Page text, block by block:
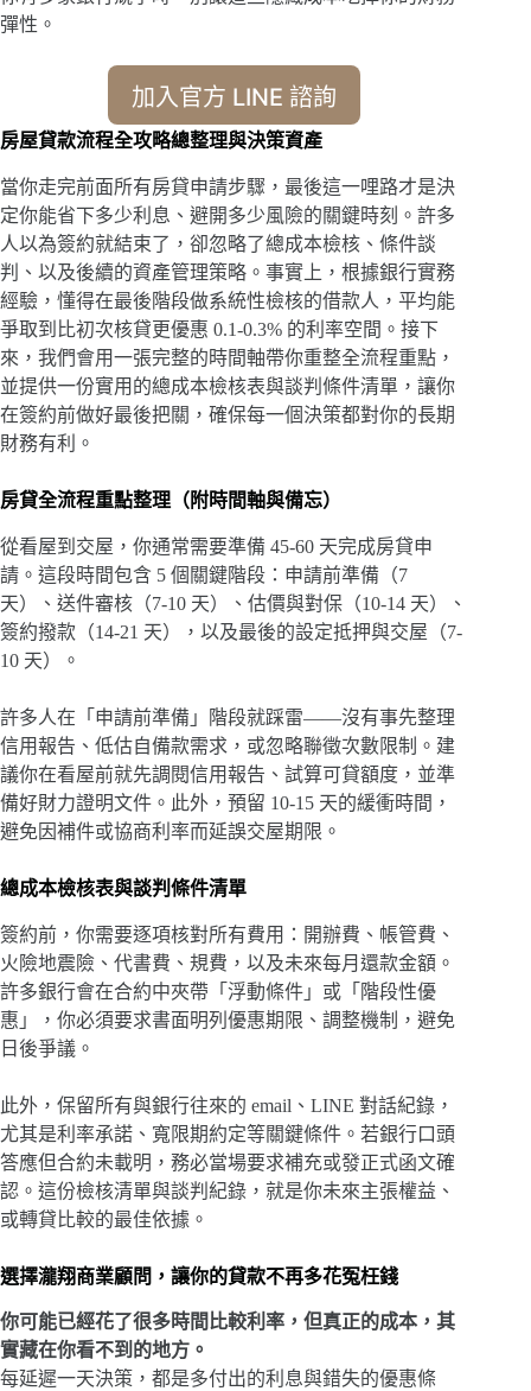
彈性。
加入官方 LINE 諮詢
房屋貸款流程全攻略總整理與決策資產
當你走完前面所有房貸申請步驟，最後這一哩路才是決
定你能省下多少利息、避開多少風險的關鍵時刻。許多
人以為簽約就結束了，卻忽略了總成本檢核、條件談
判、以及後續的資產管理策略。事實上，根據銀行實務
經驗，懂得在最後階段做系統性檢核的借款人，平均能
爭取到比初次核貸更優惠 0.1-0.3% 的利率空間。接下
來，我們會用一張完整的時間軸帶你重整全流程重點，
並提供一份實用的總成本檢核表與談判條件清單，讓你
在簽約前做好最後把關，確保每一個決策都對你的長期
財務有利。
房貸全流程重點整理（附時間軸與備忘）
從看屋到交屋，你通常需要準備 45-60 天完成房貸申
請。這段時間包含 5 個關鍵階段：申請前準備（7
天）、送件審核（7-10 天）、估價與對保（10-14 天）、
簽約撥款（14-21 天），以及最後的設定抵押與交屋（7-
10 天）。
許多人在「申請前準備」階段就踩雷——沒有事先整理
信用報告、低估自備款需求，或忽略聯徵次數限制。建
議你在看屋前就先調閱信用報告、試算可貸額度，並準
備好財力證明文件。此外，預留 10-15 天的緩衝時間，
避免因補件或協商利率而延誤交屋期限。
總成本檢核表與談判條件清單
簽約前，你需要逐項核對所有費用：開辦費、帳管費、
火險地震險、代書費、規費，以及未來每月還款金額。
許多銀行會在合約中夾帶「浮動條件」或「階段性優
惠」，你必須要求書面明列優惠期限、調整機制，避免
日後爭議。
此外，保留所有與銀行往來的 email、LINE 對話紀錄，
尤其是利率承諾、寬限期約定等關鍵條件。若銀行口頭
答應但合約未載明，務必當場要求補充或發正式函文確
認。這份檢核清單與談判紀錄，就是你未來主張權益、
或轉貸比較的最佳依據。
選擇瀧翔商業顧問，讓你的貸款不再多花冤枉錢
你可能已經花了很多時間比較利率，但真正的成本，其
實藏在你看不到的地方。
每延遲一天決策，都是多付出的利息與錯失的優惠條